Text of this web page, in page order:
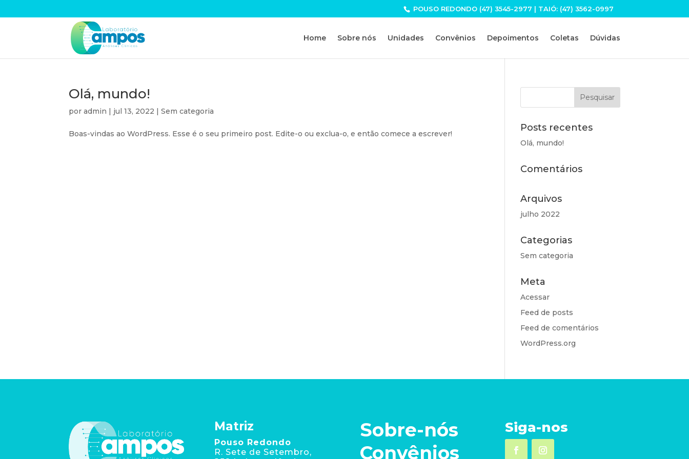
POUSO REDONDO (47) 3545-2977 | TAIÓ: (47) 3562-0997
Home Sobre nós Unidades Convênios Depoimentos Coletas Dúvidas
Olá, mundo!
poradmin | jul 13, 2022 |Sem categoria
Boas-vindas ao WordPress. Esse é o seu primeiro post. Edite-o ou exclua-o, e então comece a escrever!
Posts recentes
Olá, mundo!
Comentários
Arquivos
julho 2022
Categorias
Sem categoria
Meta
Acessar
Feed de posts
Feed de comentários
WordPress.org
Matriz
Pouso Redondo
R. Sete de Setembro,
Sobre-nós
Convênios
Siga-nos